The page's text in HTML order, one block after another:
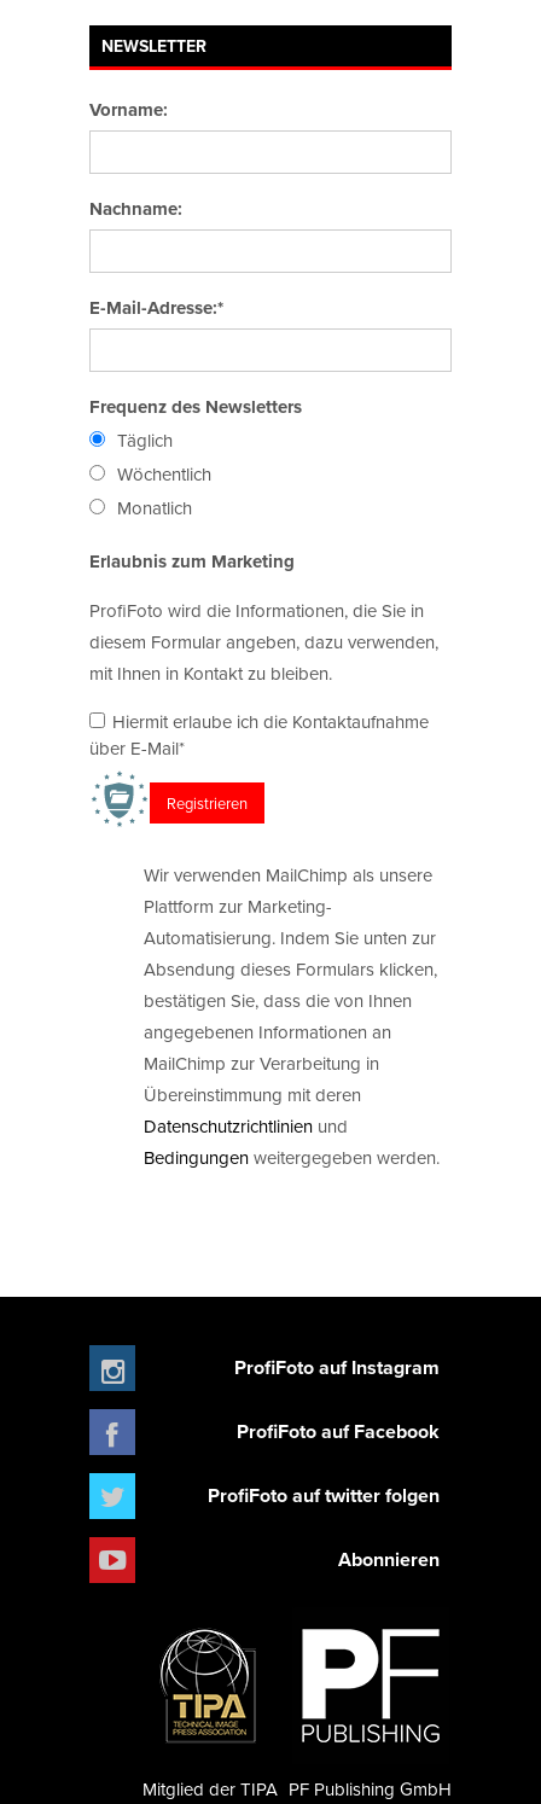
NEWSLETTER
Vorname:
Nachname:
E-Mail-Adresse:*
Frequenz des Newsletters
Täglich
Wöchentlich
Monatlich
Erlaubnis zum Marketing
ProfiFoto wird die Informationen, die Sie in
diesem Formular angeben, dazu verwenden,
mit Ihnen in Kontakt zu bleiben.
Hiermit erlaube ich die Kontaktaufnahme
über E-Mail*
Wir verwenden MailChimp als unsere
Plattform zur Marketing-
Automatisierung. Indem Sie unten zur
Absendung dieses Formulars klicken,
bestätigen Sie, dass die von Ihnen
angegebenen Informationen an
MailChimp zur Verarbeitung in
Übereinstimmung mit deren
Datenschutzrichtlinien und
Bedingungenweitergegeben werden.
ProfiFoto auf Instagram
ProfiFoto auf Facebook
ProfiFoto auf twitter folgen
Abonnieren
PF Publishing GmbH
Mitglied der TIPA